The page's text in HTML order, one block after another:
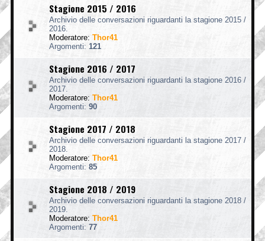
Stagione 2015 / 2016
Archivio delle conversazioni riguardanti la stagione 2015 /
2016.
Moderatore: Thor41
Argomenti: 121
Stagione 2016 / 2017
Archivio delle conversazioni riguardanti la stagione 2016 /
2017.
Moderatore: Thor41
Argomenti: 90
Stagione 2017 / 2018
Archivio delle conversazioni riguardanti la stagione 2017 /
2018.
Moderatore: Thor41
Argomenti: 85
Stagione 2018 / 2019
Archivio delle conversazioni riguardanti la stagione 2018 /
2019.
Moderatore: Thor41
Argomenti: 77